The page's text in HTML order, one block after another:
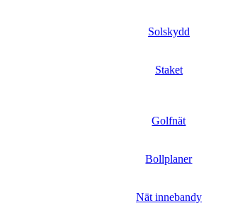
Solskydd
Staket
Golfnät
Bollplaner
Nät innebandy